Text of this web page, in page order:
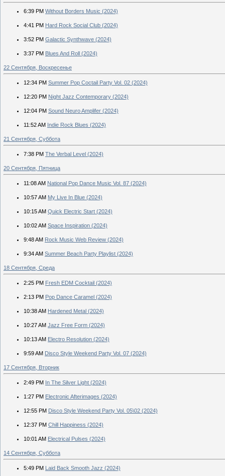
6:39 PM Without Borders Music (2024)
4:41 PM Hard Rock Social Club (2024)
3:52 PM Galactic Synthwave (2024)
3:37 PM Blues And Roll (2024)
22 Сентября, Воскресенье
12:34 PM Summer Pop Coctail Party Vol. 02 (2024)
12:20 PM Night Jazz Contemporary (2024)
12:04 PM Sound Neuro Amplifer (2024)
11:52 AM Indie Rock Blues (2024)
21 Сентября, Суббота
7:38 PM The Verbal Level (2024)
20 Сентября, Пятница
11:08 AM National Pop Dance Music Vol. 87 (2024)
10:57 AM My Live In Blue (2024)
10:15 AM Quick Electric Start (2024)
10:02 AM Space Inspiration (2024)
9:48 AM Rock Music Web Review (2024)
9:34 AM Summer Beach Party Playlist (2024)
18 Сентября, Среда
2:25 PM Fresh EDM Cocktail (2024)
2:13 PM Pop Dance Caramel (2024)
10:38 AM Hardened Metal (2024)
10:27 AM Jazz Free Form (2024)
10:13 AM Electro Resolution (2024)
9:59 AM Disco Style Weekend Party Vol. 07 (2024)
17 Сентября, Вторник
2:49 PM In The Silver Light (2024)
1:27 PM Electronic Afterimages (2024)
12:55 PM Disco Style Weekend Party Vol. 05\02 (2024)
12:37 PM Chill Happiness (2024)
10:01 AM Electrical Pulses (2024)
14 Сентября, Суббота
5:49 PM Laid Back Smooth Jazz (2024)